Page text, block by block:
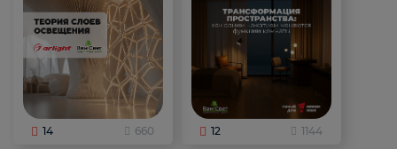
14 660 12 1144